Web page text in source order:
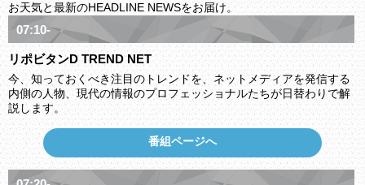
お天気と最新のHEADLINE NEWSをお届け。
07:10-
リポビタンD TREND NET
今、知っておくべき注目のトレンドを、ネットメディアを発信する
内側の人物、現代の情報のプロフェッショナルたちが日替わりで解
説します。
番組ページへ